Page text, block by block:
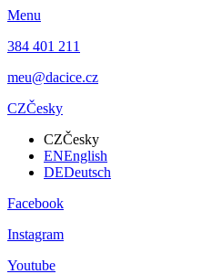
Menu
384 401 211
meu@dacice.cz
CZČesky
CZČesky
ENEnglish
DEDeutsch
Facebook
Instagram
Youtube